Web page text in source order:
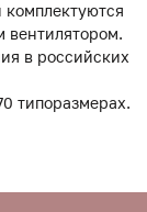
вентилятором.
в российских
типоразмерах.